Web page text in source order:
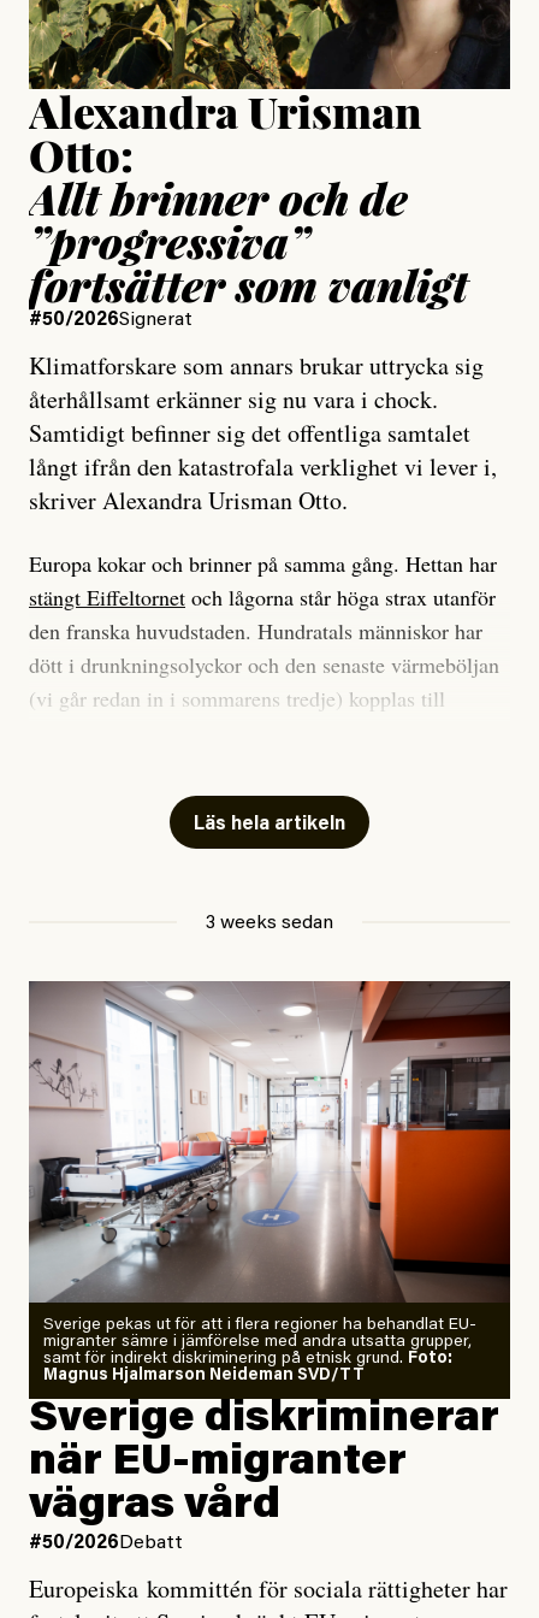
Uppdaterad15 July, 2026
Alexandra Urisman
Otto:
Allt brinner och de
”progressiva”
fortsätter som vanligt
#50/2026Signerat
Klimatforskare som annars brukar uttrycka sig
återhållsamt erkänner sig nu vara i chock.
Samtidigt befinner sig det offentliga samtalet
långt ifrån den katastrofala verklighet vi lever i,
skriver Alexandra Urisman Otto.
Europa kokar och brinner på samma gång. Hettan har
stängt Eiffeltornet och lågorna står höga strax utanför
den franska huvudstaden. Hundratals människor har
dött i drunkningsolyckor och den senaste värmeböljan
(vi går redan in i sommarens tredje) kopplas till
Har du också panik i hettan? Känns det som en
mardröm? Bra, allt annat vore fullständigt orimligt.
att han brukar vara ganska återhållsam när han
september 2023, när de globala temperaturerna för
månaden visade sig vara hela 0,5 °C varmare än någon
tidigare septembermånad – har han blivit chockad.
”Fram till i dag”, skriver han.
Årets El Niño kan bli den
starkaste som uppmätts
Zeke Hausfather är chockad igen efter att ha
analyserat hur de olika klimatmodellerna bedömer
läget för hur den begynnande El Niño-händelsen ska
utveckla sig. El Niño är ett återkommande
väderfenomen som uppstår när havsvattnet i delar av
Stilla havet blir ovanligt varmt. Det påverkar vädret
över stora delar av världen och under
forskare allt oftare varnat för att den här El Niñon
Läs hela artikeln
3 weeks sedan
Sverige pekas ut för att i flera regioner ha behandlat EU-
migranter sämre i jämförelse med andra utsatta grupper,
samt för indirekt diskriminering på etnisk grund. Foto:
Magnus Hjalmarson Neideman SVD/TT
Sverige diskriminerar
när EU-migranter
vägras vård
#50/2026 Debatt
Europeiska kommittén för sociala rättigheter har